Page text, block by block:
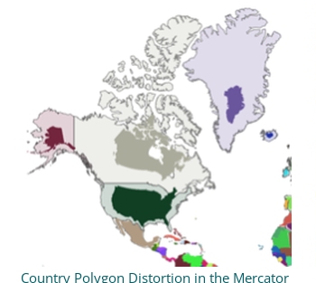
Country Polygon Distortion in the Mercator